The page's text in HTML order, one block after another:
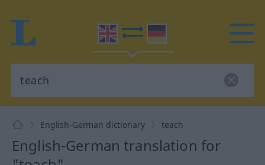
English-German dictionary teach
English-German translation for